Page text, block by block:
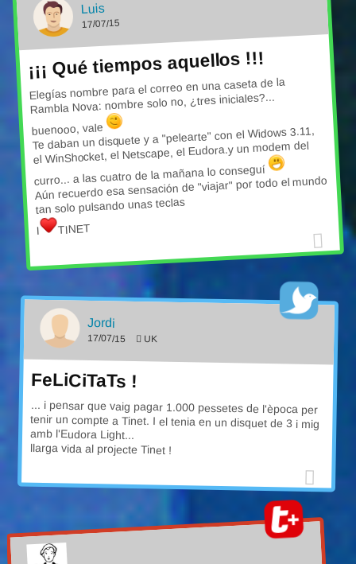
Luis
17/07/15
¡¡¡ Qué tiempos aquellos !!!
Elegías nombre para el correo en una caseta de la
Rambla Nova: nombre solo no, ¿tres iniciales?...
buenooo, vale
Te daban un disquete y a "pelearte" con el Widows 3.11,
el WinShocket, el Netscape, el Eudora.y un modem del
curro... a las cuatro de la mañana lo conseguí
Aún recuerdo esa sensación de "viajar" por todo el mundo
tan solo pulsando unas teclas
I TINET
Jordi
17/07/15 UK
FeLiCiTaTs !
... i pensar que vaig pagar 1.000 pessetes de l'època per
tenir un compte a Tinet. I el tenia en un disquet de 3 i mig
amb l'Eudora Light...
llarga vida al projecte Tinet !